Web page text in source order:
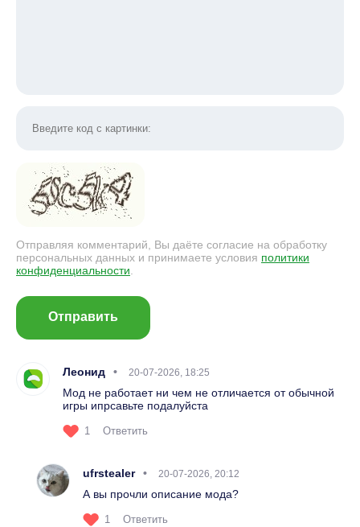
Отправляя комментарий, Вы даёте согласие на обработку
персональных данных и принимаете условия политики
конфиденциальности
Отправить
Леонид 20-07-2026, 18:25
Мод не работает ни чем не отличается от обычной
игры ипрсавьте подалуйста
1 Ответить
ufrstealer 20-07-2026, 20:12
А вы прочли описание мода?
1 Ответить